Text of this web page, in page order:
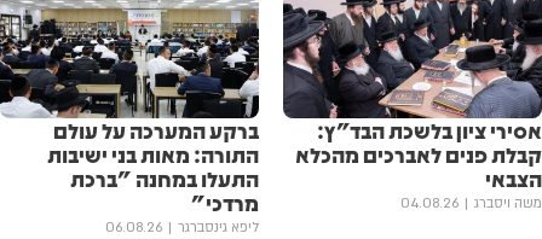
אסירי ציון בלשכת הבד"ץ:
קבלת פנים לאברכים מהכלא
הצבאי
משה ויסברג 04.08.26
ברקע המערכה על עולם
התורה: מאות בני ישיבות
התעלו במחנה "ברכת
מרדכי"
ליפא גינסברגר 06.08.26